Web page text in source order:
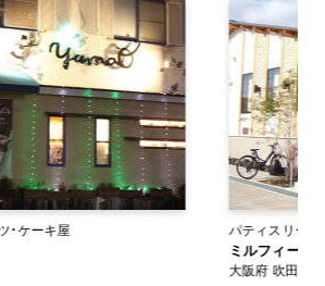
・ケーキ屋 パティスリー・
ミルフィーユ（
大阪府 吹田市